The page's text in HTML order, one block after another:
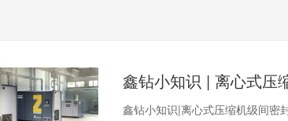
鑫钻小知识|离心式压缩机级间密